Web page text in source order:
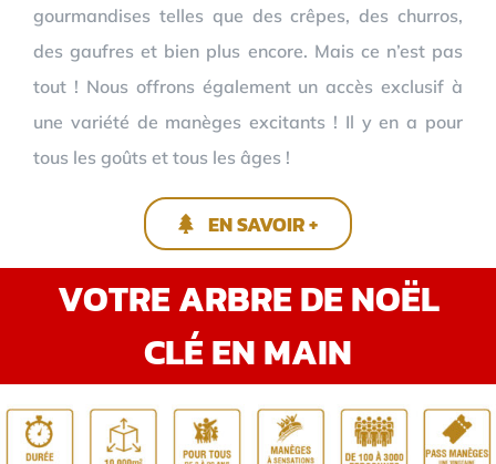
gourmandises telles que des crêpes, des churros,
des gaufres et bien plus encore. Mais ce n’est pas
tout ! Nous offrons également un accès exclusif à
une variété de manèges excitants ! Il y en a pour
tous les goûts et tous les âges !
EN SAVOIR +
VOTRE ARBRE DE NOËL
CLÉ EN MAIN